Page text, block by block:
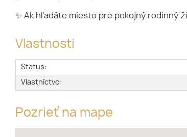
✨ Ak hľadáte miesto pre pokojný rodinný
Vlastnosti
Status:
Vlastníctvo:
Pozrieť na mape